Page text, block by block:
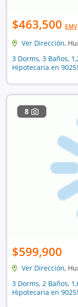
$463,500 EMV
Ver Dirección,
3 Dorms, 3 Baños,
Hipotecaria en
8
$599,900
Ver Dirección,
3 Dorms, 2 Baños,
Hipotecaria en